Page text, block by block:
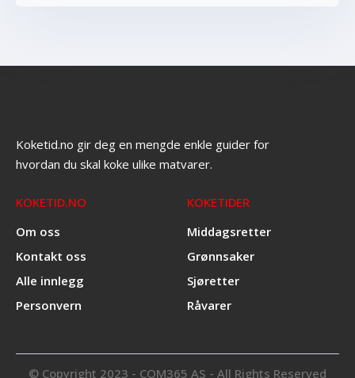
Koketid.no gir deg en mengde enkle guider for
hvordan du skal koke ulike matvarer.
KOKETID.NO
Om oss
Kontakt oss
Alle innlegg
Personvern
KOKETIDER
Middagsretter
Grønnsaker
Sjøretter
Råvarer
© Copyright 2023 - COM365 AS - All Rights Reserved